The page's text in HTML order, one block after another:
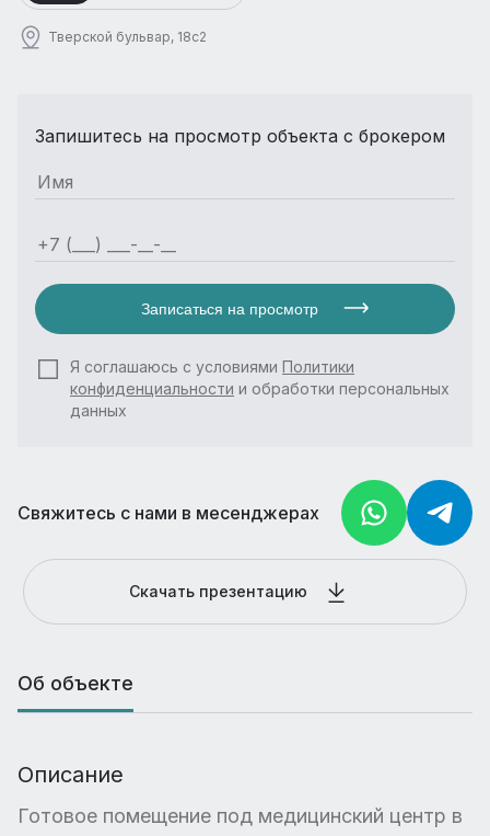
Тверской бульвар, 18с2
Запишитесь на просмотр объекта с брокером
Записаться на просмотр
Я соглашаюсь с условиями Политики
конфиденциальности и обработки персональных
данных
Свяжитесь с нами в месенджерах
Скачать презентацию
Об объекте
Описание
Готовое помещение под медицинский центр в